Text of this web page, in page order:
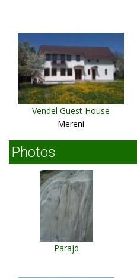
Vendel Guest House
Mereni
Photos
Parajd